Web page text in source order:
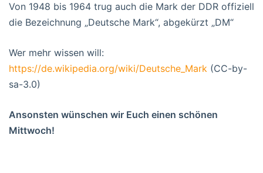
Von 1948 bis 1964 trug auch die Mark der DDR offiziell
die Bezeichnung „Deutsche Mark“, abgekürzt „DM“
Wer mehr wissen will:
https://de.wikipedia.org/wiki/Deutsche_Mark (CC-by-
sa-3.0)
Ansonsten wünschen wir Euch einen schönen
Mittwoch!